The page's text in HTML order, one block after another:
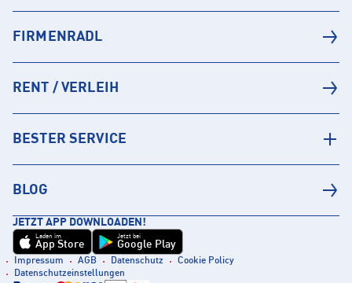
FIRMENRADL
RENT / VERLEIH
BESTER SERVICE
BLOG
JETZT APP DOWNLOADEN!
Laden im
App Store
Jetzt bei
Google Play
Impressum AGB Datenschutz
Cookie Policy
Datenschutzeinstellungen